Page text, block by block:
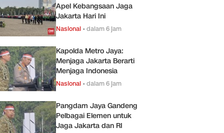
Apel Kebangsaan Jaga
Jakarta Hari Ini
Nasional •dalam 6 jam
Kapolda Metro Jaya:
Menjaga Jakarta Berarti
Menjaga Indonesia
Nasional •dalam 6 jam
Pangdam Jaya Gandeng
Pelbagai Elemen untuk
Jaga Jakarta dan RI